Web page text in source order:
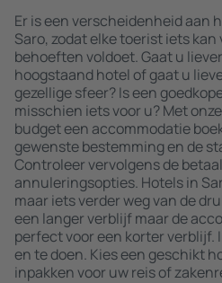
Er is een verscheidenheid aan
Saro, zodat elke toerist iets
behoeften voldoet. Gaat u
hoogstaand hotel of gaat u
gezellige sfeer? Is een
misschien iets voor u? Met
budget een accommodatie
gewenste bestemming en de
Controleer vervolgens de
annuleringsopties. Hotels in
maar iets verder weg van de
een langer verblijf maar de
perfect voor een korter verblijf.
en te doen. Kies een geschikt
inpakken voor uw reis of